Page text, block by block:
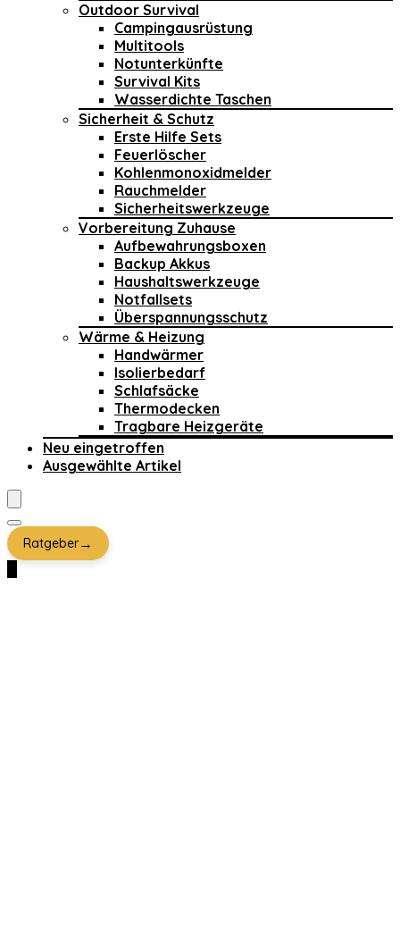
Outdoor Survival
Campingausrüstung
Multitools
Notunterkünfte
Survival Kits
Wasserdichte Taschen
Sicherheit & Schutz
Erste Hilfe Sets
Feuerlöscher
Kohlenmonoxidmelder
Rauchmelder
Sicherheitswerkzeuge
Vorbereitung Zuhause
Aufbewahrungsboxen
Backup Akkus
Haushaltswerkzeuge
Notfallsets
Überspannungsschutz
Wärme & Heizung
Handwärmer
Isolierbedarf
Schlafsäcke
Thermodecken
Tragbare Heizgeräte
Neu eingetroffen
Ausgewählte Artikel
Ratgeber→